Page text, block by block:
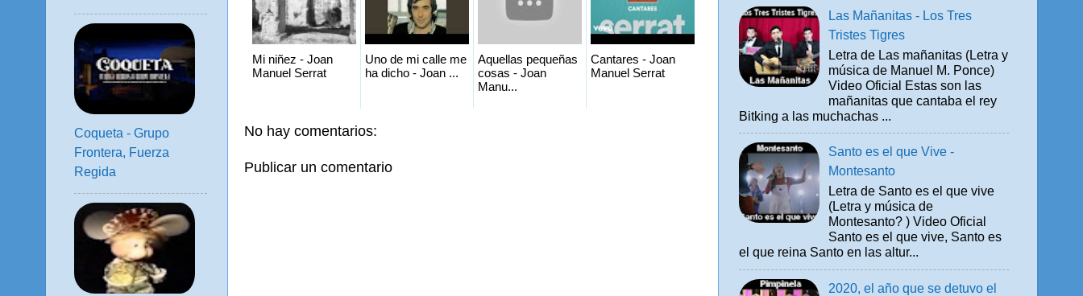
Mi niñez - Joan
Manuel Serrat
Uno de mi calle me
ha dicho - Joan ...
Aquellas pequeñas
cosas - Joan
Manu...
Cantares - Joan
Manuel Serrat
No hay comentarios:
Publicar un comentario
Coqueta - Grupo
Frontera, Fuerza
Regida
Las Mañanitas - Los Tres
Tristes Tigres
Letra de Las mañanitas (Letra y
música de Manuel M. Ponce)
Video Oficial Estas son las
mañanitas que cantaba el rey
Bitking a las muchachas ...
Santo es el que Vive -
Montesanto
Letra de Santo es el que vive
(Letra y música de
Montesanto? ) Video Oficial
Santo es el que vive, Santo es
el que reina Santo en las altur...
2020, el año que se detuvo el